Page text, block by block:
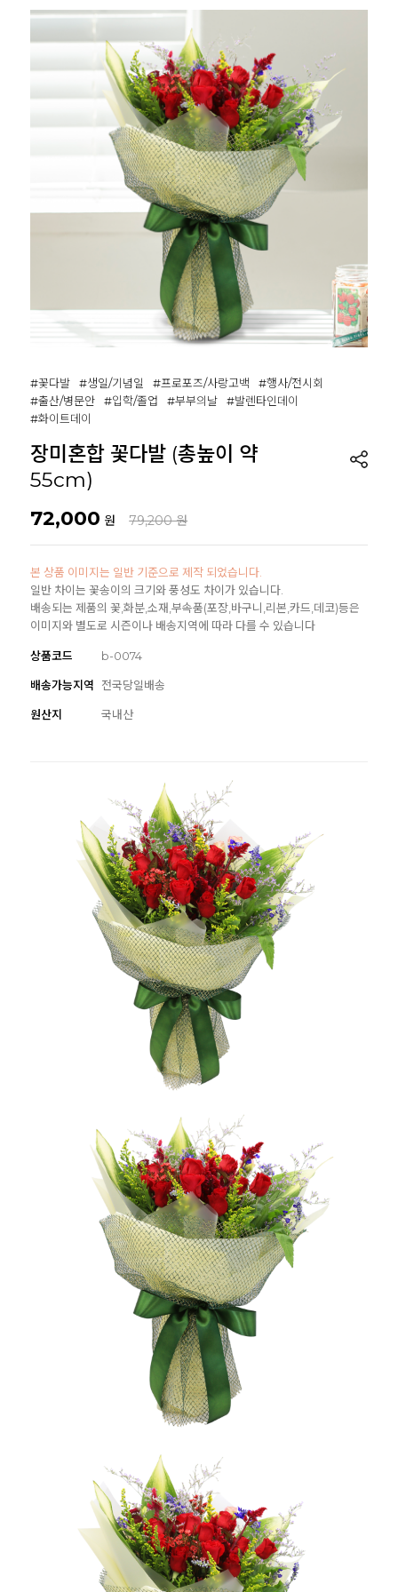
#꽃다발 #생일/기념일 #프로포즈/사랑고백
#행사/전시회
#출산/병문안
#입학/졸업 #부부의날
#발렌타인데이
#화이트데이
장미혼합 꽃다발 (총높이 약
55cm)
72,000 원 79,200 원
본 상품 이미지는 일반 기준으로 제작 되었습니다.
일반 차이는 꽃송이의 크기와 풍성도 차이가 있습니다.
배송되는 제품의 꽃,화분,소재,부속품(포장,바구니,리본,카드,데코)등은
이미지와 별도로 시즌이나 배송지역에 따라 다를 수 있습니다
상품코드 b-0074
배송가능지역 전국당일배송
원산지 국내산